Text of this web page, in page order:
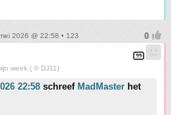
2026 @ 22:58 • 123
week ( © DJ11)
22:58 schreef MadMaster het